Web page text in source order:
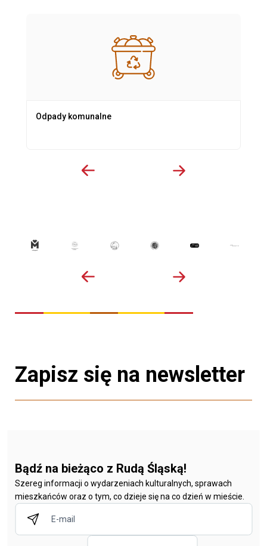
Odpady komunalne
Zapisz się na newsletter
Bądź na bieżąco z Rudą Śląską!
Szereg informacji o wydarzeniach kulturalnych, sprawach
mieszkańców oraz o tym, co dzieje się na co dzień w mieście.